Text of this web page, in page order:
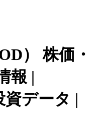
）
株価・
報 |
資データ |